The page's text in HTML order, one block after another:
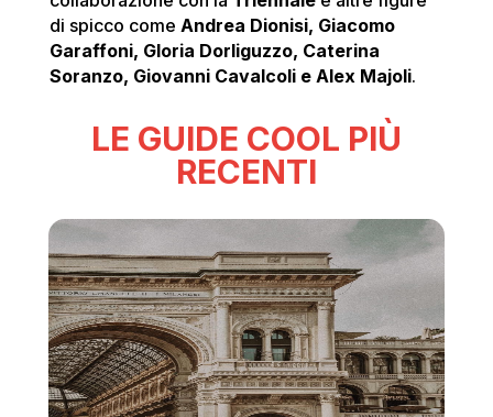
di spicco come Andrea Dionisi, Giacomo
Garaffoni, Gloria Dorliguzzo, Caterina
Soranzo, Giovanni Cavalcoli e Alex Majoli.
LE GUIDE COOL PIÙ
RECENTI